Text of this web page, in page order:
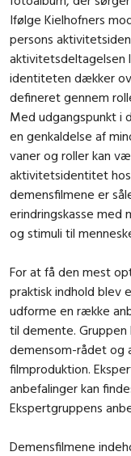
Ifølge Kielhofners
persons
aktivitetsdeltagelsen
identiteten dækker
defineret gennem
Med udgangspunkt i
en genkaldelse af
vaner og roller kan
aktivitetsidentitet
demensfilmene er
erindringskasse med
og stimuli til
For at få den mest
praktisk indhold blev
udforme en række
til demente.
demensom-rådet og
filmproduktion.
anbefalinger kan
Ekspertgruppens
Demensfilmene